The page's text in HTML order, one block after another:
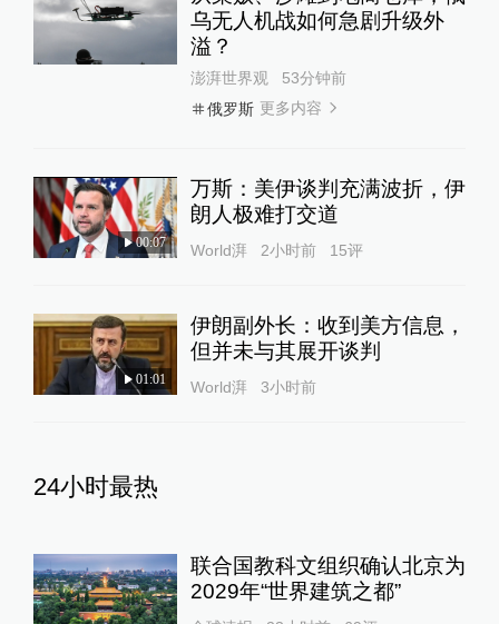
乌无人机战如何急剧升级外
溢？
澎湃世界观
53分钟前
俄罗斯 更多内容
00:07
万斯：美伊谈判充满波折，伊
朗人极难打交道
World湃 2小时前 15评
01:01
伊朗副外长：收到美方信息，
但并未与其展开谈判
World湃 3小时前
24小时最热
联合国教科文组织确认北京为
2029年“世界建筑之都”